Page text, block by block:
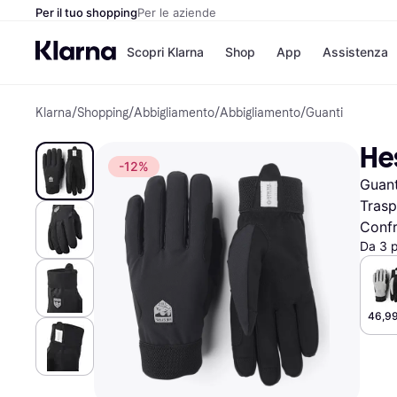
Per il tuo shoppingPer le aziende
Scopri Klarna
Opzioni di
Paga in 3 rate
Paga dopo 30 giorni
Finanziamento
Shop
Negozi
Unieuro
Media
eBay
Zalando
Elenco negozi
App Assistenza
Klarna/Shopping/Abbigliamento/Abbigliamento/Guanti
-12%
Da 3